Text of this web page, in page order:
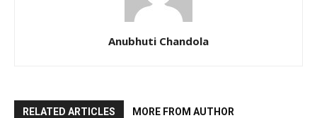
Anubhuti Chandola
RELATED ARTICLES MORE FROM AUTHOR